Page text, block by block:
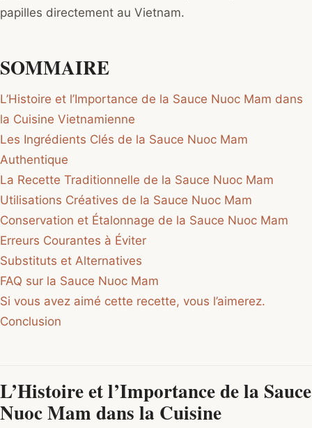
papilles directement au Vietnam.
SOMMAIRE
L’Histoire et l’Importance de la Sauce Nuoc Mam dans
la Cuisine Vietnamienne
Les Ingrédients Clés de la Sauce Nuoc Mam
Authentique
La Recette Traditionnelle de la Sauce Nuoc Mam
Utilisations Créatives de la Sauce Nuoc Mam
Conservation et Étalonnage de la Sauce Nuoc Mam
Erreurs Courantes à Éviter
Substituts et Alternatives
FAQ sur la Sauce Nuoc Mam
Si vous avez aimé cette recette, vous l’aimerez.
Conclusion
L’Histoire et l’Importance de la Sauce
Nuoc Mam dans la Cuisine